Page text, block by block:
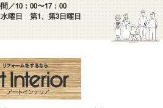
／10：00〜17：00
曜日 第1、第3日曜日